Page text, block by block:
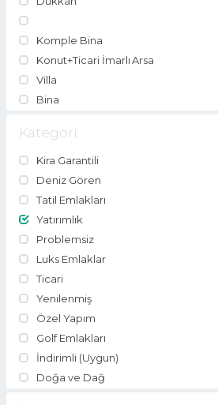
Komple Bina
Konut+Ticari İmarlı Arsa
Villa
Bina
Kategori
Kira Garantili
Deniz Gören
Tatil Emlakları
Yatırımlık
Problemsiz
Luks Emlaklar
Ticari
Yenilenmiş
Özel Yapım
Golf Emlakları
İndirimli (Uygun)
Doğa ve Dağ